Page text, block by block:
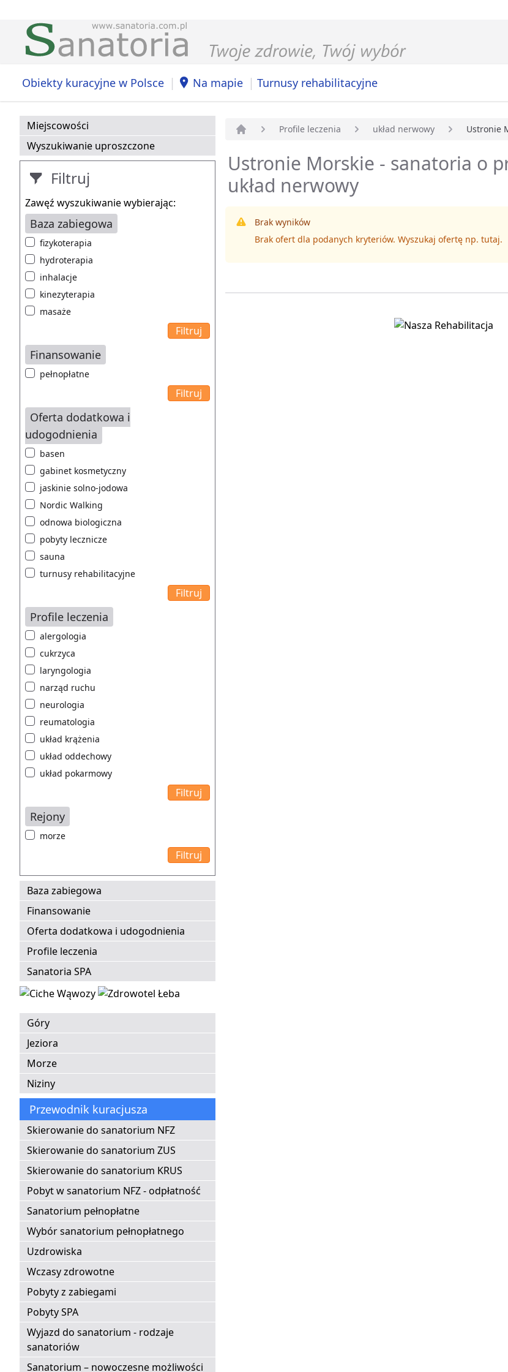
Obiekty kuracyjne w Polsce | Na mapie | Turnusy rehabilitacyjne
Miejscowości
Wyszukiwanie uproszczone
Filtruj
Zawęź wyszukiwanie wybierając:
Baza zabiegowa
fizykoterapia
hydroterapia
inhalacje
kinezyterapia
masaże
Finansowanie
pełnopłatne
Oferta dodatkowa i
udogodnienia
basen
gabinet kosmetyczny
jaskinie solno-jodowa
Nordic Walking
odnowa biologiczna
pobyty lecznicze
sauna
turnusy rehabilitacyjne
Profile leczenia
alergologia
cukrzyca
laryngologia
narząd ruchu
neurologia
reumatologia
układ krążenia
układ oddechowy
układ pokarmowy
Rejony
morze
Baza zabiegowa
Finansowanie
Oferta dodatkowa i udogodnienia
Profile leczenia
Sanatoria SPA
Góry
Jeziora
Morze
Niziny
Przewodnik kuracjusza
Skierowanie do sanatorium NFZ
Skierowanie do sanatorium ZUS
Skierowanie do sanatorium KRUS
Pobyt w sanatorium NFZ - odpłatność
Sanatorium pełnopłatne
Wybór sanatorium pełnopłatnego
Uzdrowiska
Wczasy zdrowotne
Pobyty z zabiegami
Pobyty SPA
Wyjazd do sanatorium - rodzaje
sanatoriów
Sanatorium – nowoczesne możliwości
Profile leczenia układ nerwowy Ustronie
Ustronie Morskie - sanatoria o
układ nerwowy
Brak wyników
Brak ofert dla podanych kryteriów. Wyszukaj ofertę np. tutaj.